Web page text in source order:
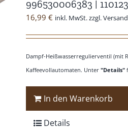
996530006383 |
16,99€ inkl. MwSt. zzgl.
Dampf-Heißwasserregulierventil (mit
Kaffeevollautomaten. Unter"Details"
In den Warenkorb
Details